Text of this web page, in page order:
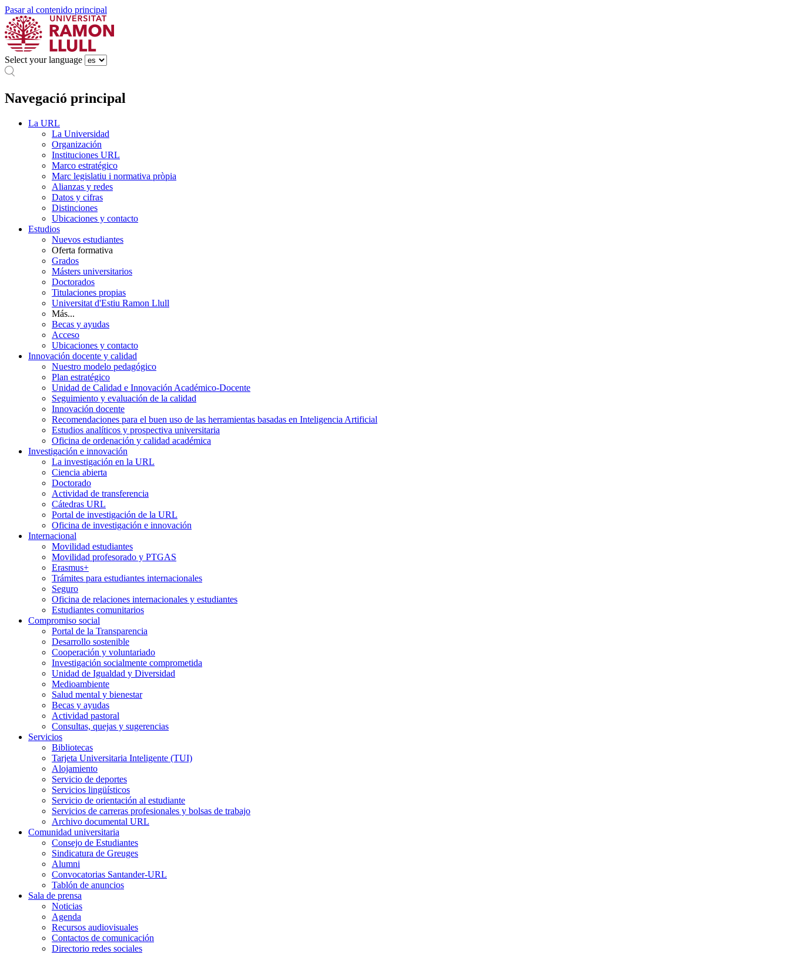
Pasar al contenido principal
Select your language
Navegació principal
La URL
La Universidad
Organización
Instituciones URL
Marco estratégico
Marc legislatiu i normativa pròpia
Alianzas y redes
Datos y cifras
Distinciones
Ubicaciones y contacto
Estudios
Nuevos estudiantes
Oferta formativa
Grados
Másters universitarios
Doctorados
Titulaciones propias
Universitat d'Estiu Ramon Llull
Más...
Becas y ayudas
Acceso
Ubicaciones y contacto
Innovación docente y calidad
Nuestro modelo pedagógico
Plan estratégico
Unidad de Calidad e Innovación Académico-Docente
Seguimiento y evaluación de la calidad
Innovación docente
Recomendaciones para el buen uso de las herramientas basadas en Inteligencia Artificial
Estudios analíticos y prospectiva universitaria
Oficina de ordenación y calidad académica
Investigación e innovación
La investigación en la URL
Ciencia abierta
Doctorado
Actividad de transferencia
Cátedras URL
Portal de investigación de la URL
Oficina de investigación e innovación
Internacional
Movilidad estudiantes
Movilidad profesorado y PTGAS
Erasmus+
Trámites para estudiantes internacionales
Seguro
Oficina de relaciones internacionales y estudiantes
Estudiantes comunitarios
Compromiso social
Portal de la Transparencia
Desarrollo sostenible
Cooperación y voluntariado
Investigación socialmente comprometida
Unidad de Igualdad y Diversidad
Medioambiente
Salud mental y bienestar
Becas y ayudas
Actividad pastoral
Consultas, quejas y sugerencias
Servicios
Bibliotecas
Tarjeta Universitaria Inteligente (TUI)
Alojamiento
Servicio de deportes
Servicios lingüísticos
Servicio de orientación al estudiante
Servicios de carreras profesionales y bolsas de trabajo
Archivo documental URL
Comunidad universitaria
Consejo de Estudiantes
Sindicatura de Greuges
Alumni
Convocatorias Santander-URL
Tablón de anuncios
Sala de prensa
Noticias
Agenda
Recursos audiovisuales
Contactos de comunicación
Directorio redes sociales